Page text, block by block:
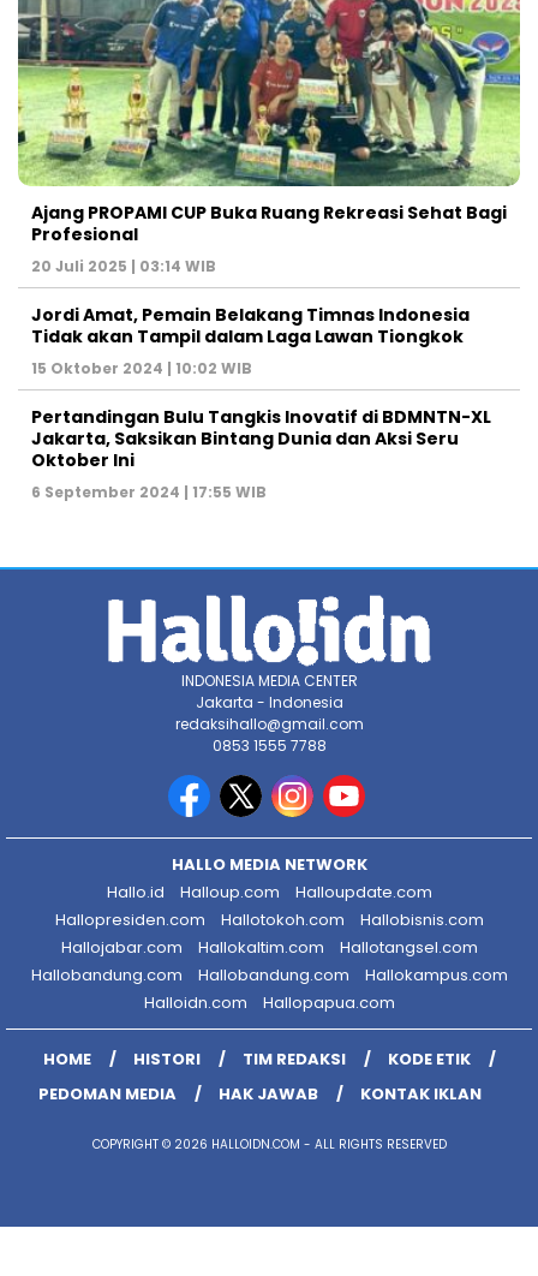
Ajang PROPAMI CUP Buka Ruang Rekreasi Sehat Bagi
Profesional
20 Juli 2025 | 03:14 WIB
Jordi Amat, Pemain Belakang Timnas Indonesia
Tidak akan Tampil dalam Laga Lawan Tiongkok
15 Oktober 2024 | 10:02 WIB
Pertandingan Bulu Tangkis Inovatif di BDMNTN-XL
Jakarta, Saksikan Bintang Dunia dan Aksi Seru
Oktober Ini
6 September 2024 | 17:55 WIB
INDONESIA MEDIA CENTER
Jakarta - Indonesia
redaksihallo@gmail.com
0853 1555 7788
HALLO MEDIA NETWORK
Hallo.id
Halloup.com
Halloupdate.com
Hallopresiden.com
Hallotokoh.com
Hallobisnis.com
Hallojabar.com
Hallokaltim.com
Hallotangsel.com
Hallobandung.com
Hallobandung.com
Hallokampus.com
Halloidn.com
Hallopapua.com
HOME HISTORI TIM REDAKSI
KODE ETIK
PEDOMAN MEDIA
HAK JAWAB KONTAK IKLAN
COPYRIGHT © 2026 HALLOIDN.COM - ALL RIGHTS RESERVED